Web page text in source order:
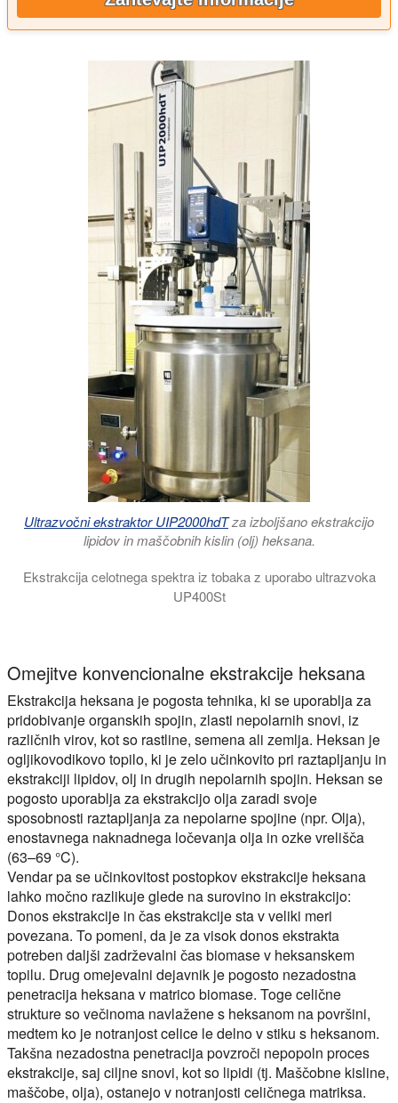
Ultrazvočni ekstraktor UIP2000hdTza izboljšano ekstrakcijo
lipidov in maščobnih kislin (olj) heksana.
Ekstrakcija celotnega spektra iz tobaka z uporabo ultrazvoka
UP400St
Omejitve konvencionalne ekstrakcije heksana
Ekstrakcija heksana je pogosta tehnika, ki se uporablja za
pridobivanje organskih spojin, zlasti nepolarnih snovi, iz
različnih virov, kot so rastline, semena ali zemlja. Heksan je
ogljikovodikovo topilo, ki je zelo učinkovito pri raztapljanju in
ekstrakciji lipidov, olj in drugih nepolarnih spojin. Heksan se
pogosto uporablja za ekstrakcijo olja zaradi svoje
sposobnosti raztapljanja za nepolarne spojine (npr. Olja),
enostavnega naknadnega ločevanja olja in ozke vrelišča
(63–69 °C).
Vendar pa se učinkovitost postopkov ekstrakcije heksana
lahko močno razlikuje glede na surovino in ekstrakcijo:
Donos ekstrakcije in čas ekstrakcije sta v veliki meri
povezana. To pomeni, da je za visok donos ekstrakta
potreben daljši zadrževalni čas biomase v heksanskem
topilu. Drug omejevalni dejavnik je pogosto nezadostna
penetracija heksana v matrico biomase. Toge celične
strukture so večinoma navlažene s heksanom na površini,
medtem ko je notranjost celice le delno v stiku s heksanom.
Takšna nezadostna penetracija povzroči nepopoln proces
ekstrakcije, saj ciljne snovi, kot so lipidi (tj. Maščobne kisline,
maščobe, olja), ostanejo v notranjosti celičnega matriksa.